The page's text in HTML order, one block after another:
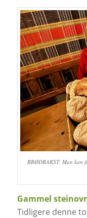
BRØDBAKST: Man kan
Gammel
Tidligere denne